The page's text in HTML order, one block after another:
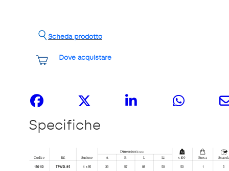
Dove acquistare
Scheda prodotto
Specifiche